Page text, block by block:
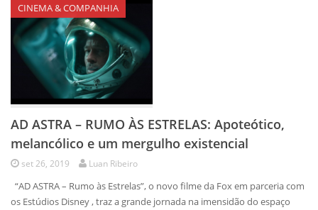
CINEMA & COMPANHIA
AD ASTRA – RUMO ÀS ESTRELAS: Apoteótico,
melancólico e um mergulho existencial
set 26, 2019 Luan Ribeiro
“AD ASTRA – Rumo às Estrelas”, o novo filme da Fox em parceria com
os Estúdios Disney , traz a grande jornada na imensidão do espaço